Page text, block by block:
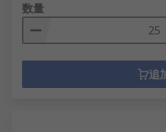
数量
追